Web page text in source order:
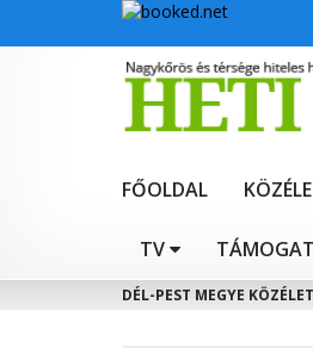
FŐOLDAL
TV
DÉL-PEST MEGYE